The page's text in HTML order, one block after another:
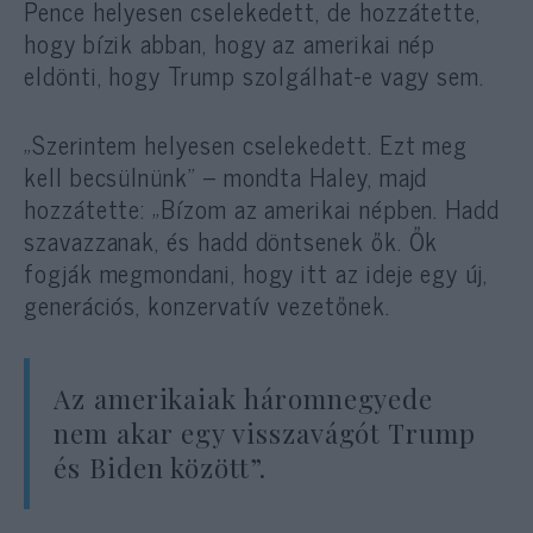
Pence helyesen cselekedett, de hozzátette,
hogy bízik abban, hogy az amerikai nép
eldönti, hogy Trump szolgálhat-e vagy sem.
„Szerintem helyesen cselekedett. Ezt meg
kell becsülnünk” – mondta Haley, majd
hozzátette: „Bízom az amerikai népben. Hadd
szavazzanak, és hadd döntsenek ők. Ők
fogják megmondani, hogy itt az ideje egy új,
generációs, konzervatív vezetőnek.
Az amerikaiak háromnegyede
nem akar egy visszavágót Trump
és Biden között”.